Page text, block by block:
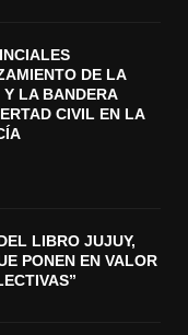
DE LA
LA BANDERA
CIVIL EN LA
LIBRO JUJUY,
PONEN EN VALOR